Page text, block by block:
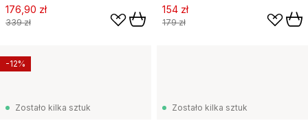
176,90 zł
339 zł
154 zł
179 zł
Zostało kilka sztuk
-12%
Zostało kilka sztuk